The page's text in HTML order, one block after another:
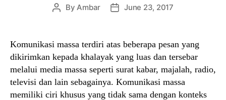
PostByAmbar
PostJune 23, 2017
Komunikasi massa terdiri atas beberapa pesan yang
dikirimkan kepada khalayak yang luas dan tersebar
melalui media massa seperti surat kabar, majalah, radio,
televisi dan lain sebagainya. Komunikasi massa
memiliki ciri khusus yang tidak sama dengan konteks